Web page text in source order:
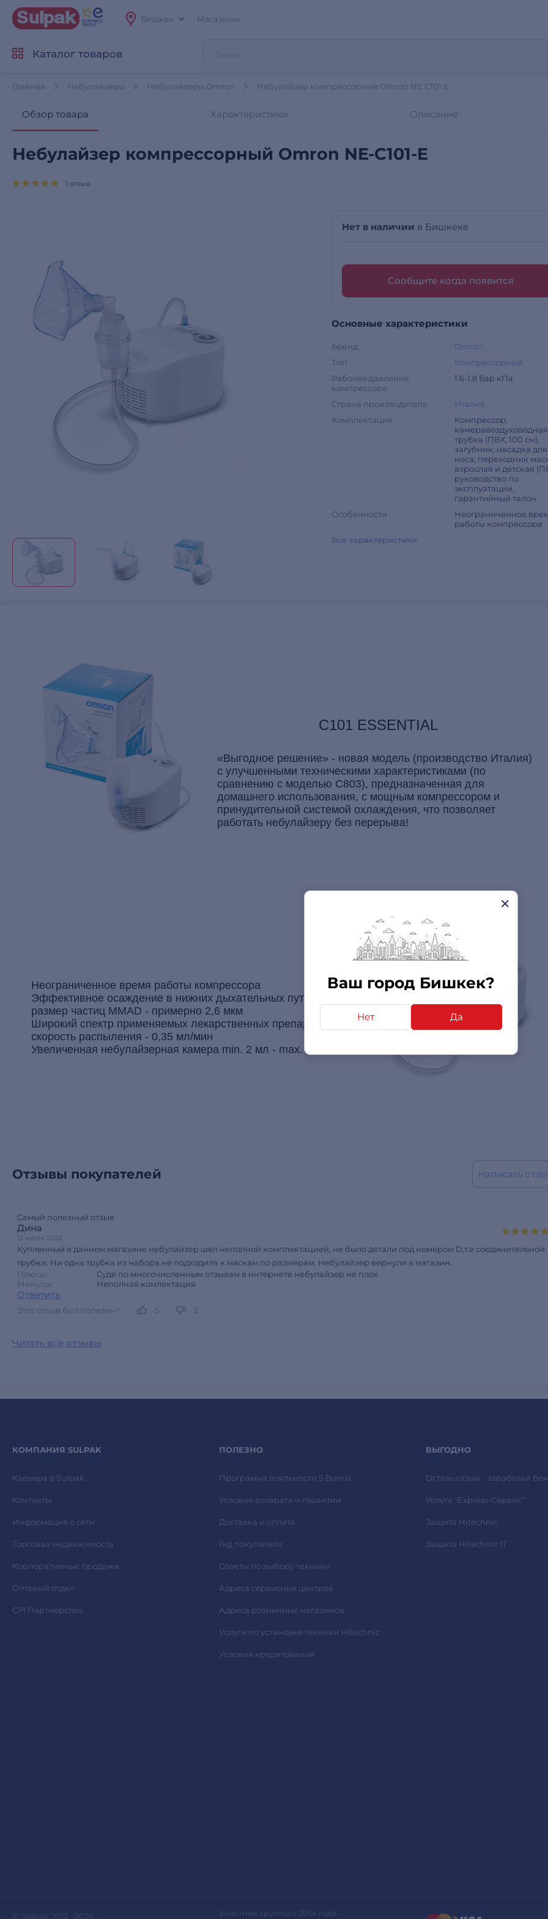
Ваш город Бишкек?
Нет Да
Бишкек Магазины
Каталог товаров
Главная Небулайзеры Небулайзеры Omron Небулайзер компрессорный Omron NE C101 E
Обзор товара Характеристики Описание
Небулайзер компрессорный Omron NE-C101-E
1 отзыв
Нет в наличии в Бишкеке
Сообщите когда появится
Основные характеристики
Бренд
Omron
Тип
Компрессорный
Рабочее давление
компрессора
1.6-1.8 Бар кПа
Страна производителя
Италия
Комплектация
Компрессор,
камеравоздуховодная
трубка (ПВХ, 100 см),
загубник, насадка для
носа, переходник
взрослая и детская
руководство по
эксплуатации,
гарантийный талон.
Особенности
Неограниченное
работы компрессора
Все характеристики
C101 ESSENTIAL
«Выгодное решение» - новая модель (производство Италия)
с улучшенными техническими характеристиками (по
сравнению с моделью С803), предназначенная для
домашнего использования, с мощным компрессором и
принудительной системой охлаждения, что позволяет
работать небулайзеру без перерыва!
Неограниченное время работы компрессора
Эффективное осаждение в нижних дыхательных путях
размер частиц MMAD - примерно 2,6 мкм
Широкий спектр применяемых лекарственных препаратов
скорость распыления - 0,35 мл/мин
Увеличенная небулайзерная камера min. 2 мл - max. 12 мл
Отзывы покупателей Написать
Самый полезный отзыв
Дина
12 июля 2022
Купленный в данном магазине небулайзер шел неполной комплектацией, не было детали под номером D,т.е соединительной
трубки. Ни одна трубка из набора не подходила к маскам по размерам. Небулайзер вернули в магазин.
Плюсы:
Судя по многочисленным отзывам в интернете небулайзер не плох.
Минусы:
Неполная комлектация
Ответить
Этот отзыв был полезен? 5 2
Читать все отзывы
КОМПАНИЯ SULPAK
Карьера в Sulpak
Контакты
Информация о сети
Торговая недвижимость
Корпоративные продажи
Оптовый отдел
CPI Партнерство
ПОЛЕЗНО
Программа лояльности S.Bonus
Условия возврата и гарантии
Доставка и оплата
Гид покупателя
Советы по выбору техники
Адреса сервисных центров
Адреса розничных магазинов
Услуги по установке техники Hitechnic
Условия кредитования
ВЫГОДНО
Оставь отзыв - заработай
Услуга "Express-Сервис"
Защита Hitechnic
Защита Hitechnic IT
© Sulpak 2012 - 2026 Участник группы с 2014 года